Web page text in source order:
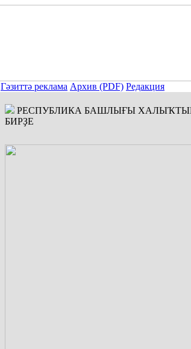
Гәзиттә реклама Архив (PDF) Редакция
РЕСПУБЛИКА БАШЛЫҒЫ
БИРҘЕ